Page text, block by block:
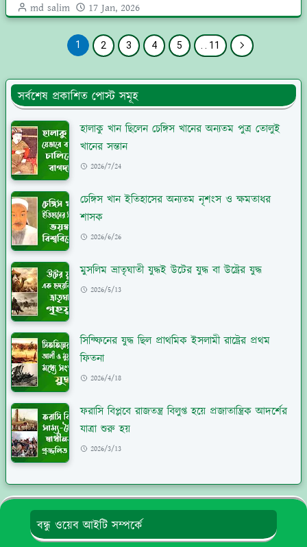
md salim 17 Jan, 2026
1 2 3 4 5 . . 11
সর্বশেষ প্রকাশিত পোস্ট সমূহ
হালাকু খান ছিলেন চেঙ্গিস খানের অন্যতম পুত্র তোলুই
খানের সন্তান
2026/7/24
চেঙ্গিস খান ইতিহাসের অন্যতম নৃশংস ও ক্ষমতাধর
শাসক
2026/6/26
মুসলিম ভ্রাতৃঘাতী যুদ্ধই উটের যুদ্ধ বা উষ্ট্রের যুদ্ধ
2026/5/13
সিফ্ফিনের যুদ্ধ ছিল প্রাথমিক ইসলামী রাষ্ট্রের প্রথম
ফিতনা
2026/4/18
ফরাসি বিপ্লবে রাজতন্ত্র বিলুপ্ত হয়ে প্রজাতান্ত্রিক আদর্শের
যাত্রা শুরু হয়
2026/3/13
বন্ধু ওয়েব আইটি সম্পর্কে